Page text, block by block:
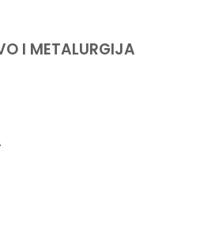
I METALURGIJA